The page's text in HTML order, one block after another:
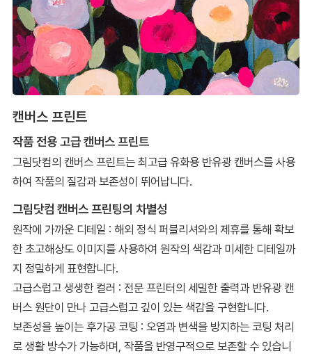
캔버스 프린트
작품 전용 고급 캔버스 프린트
그림닷컴의 캔버스 프린트는 최고급 유화용 반유광 캔버스를 사용
하여 작품의 질감과 보존성이 뛰어납니다.
그림닷컴 캔버스 프린팅의 차별성
원작에 가까운 디테일 : 해외 정식 퍼블리셔와의 제휴를 통해 확보
한 초고해상도 이미지를 사용하여 원작의 색감과 미세한 디테일까
지 정밀하게 표현합니다.
고급스럽고 생생한 컬러 : 전문 프린터의 세밀한 출력과 반유광 캔
버스 원단이 만나 고급스럽고 깊이 있는 색감을 구현합니다.
보존성을 높이는 후가공 코팅 : 오염과 변색을 방지하는 코팅 처리
로 생활 방수가 가능하며, 작품을 반영구적으로 보존할 수 있습니